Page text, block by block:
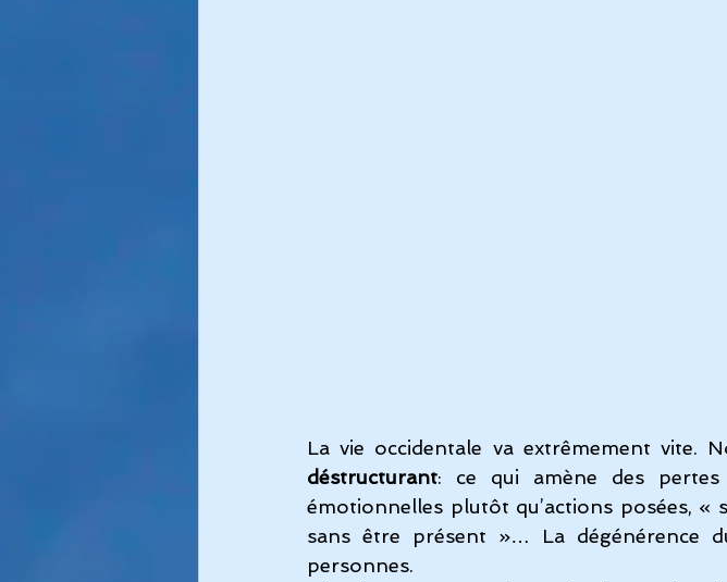
La vie occidentale va extrêmement vite.
déstructurant: ce qui amène des pertes
émotionnelles plutôt qu’actions posées, «
sans être présent »… La dégénérence
personnes.